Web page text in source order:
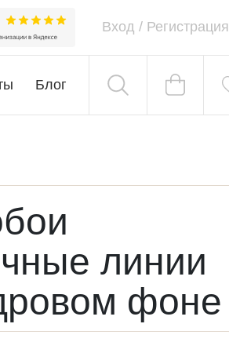
Вход / Регистрация
Блог
линии
фоне